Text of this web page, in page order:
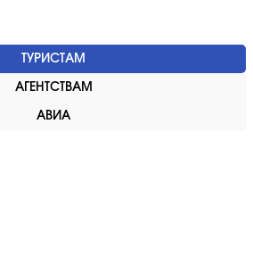
ТУРИСТАМ
АГЕНТСТВАМ
АВИА